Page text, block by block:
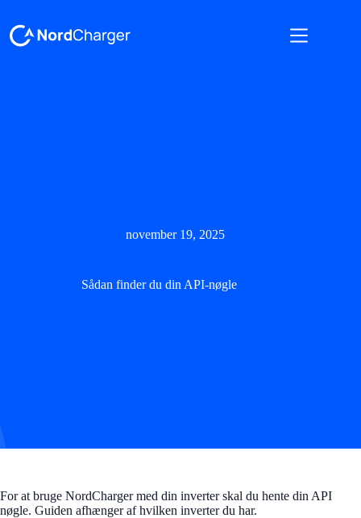
november 19, 2025
Sådan finder du din API-nøgle
For at bruge NordCharger med din inverter skal du hente din API
nøgle. Guiden afhænger af hvilken inverter du har.